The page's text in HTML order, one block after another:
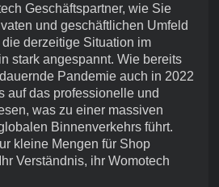
ca.14
nach
Geschäftspartner, wie Sie
und geschäftlichen Umfeld
derzeitige Situation im
stark angespannt. Wie bereits
Pandemie auch in 2022
auf das professionelle und
was zu einer massiven
Binnenverkehrs führt.
kleine Mengen für Shop
Verständnis, ihr Womotech